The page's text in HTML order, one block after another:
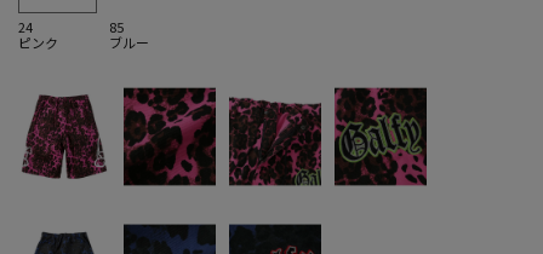
24
ピンク
85
ブルー